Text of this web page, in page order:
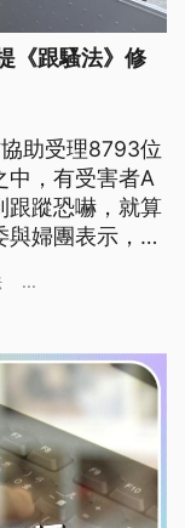
《跟騷法》修
助受理8793位
中，有受害者A
跟蹤恐嚇，就算
婦團表示，現
...